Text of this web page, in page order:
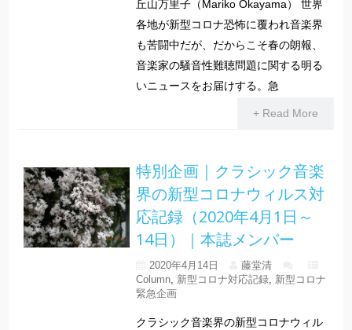
丘山万里子（Mariko Okayama） 世界
各地が新型コロナ恐怖に覆われ音楽界
も苦闘中だが、だからこそ春の朗報、
音楽家の騒音性難聴問題に関する明る
いニュースをお届けする。急
+ Read More
特別企画｜クラシック音楽
界の新型コロナウィルス対
応記録（2020年4月1日～
14日）｜本誌メンバー
2020年4月14日
藤堂清
Column, 新型コロナ対応記録, 新型コロナ
緊急企画
クラシック音楽界の新型コロナウィル